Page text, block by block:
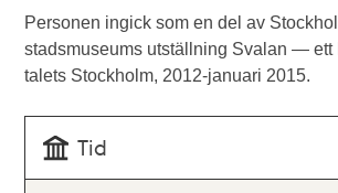
Personen ingick som en del av
stadsmuseums utställning Svalan — ett
talets Stockholm, 2012-januari 2015.
Tid